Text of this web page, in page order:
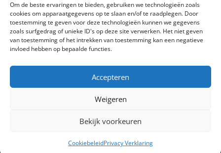
Om de beste ervaringen te bieden, gebruiken we technologieën zoals
cookies om apparaatgegevens op te slaan en/of te raadplegen. Door
toestemming te geven voor deze technologieën kunnen we gegevens
zoals surfgedrag of unieke ID's op deze site verwerken. Het niet geven
van toestemming of het intrekken van toestemming kan een negatieve
invloed hebben op bepaalde functies.
Accepteren
Weigeren
Bekijk voorkeuren
CookiebeleidPrivacy Verklaring
Terug naar projecten